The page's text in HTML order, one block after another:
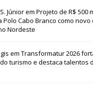
Júniorem Projeto de R$ 500
Polo Cabo Branco como novo
Nordeste
em Transformatur 2026
turismo e destaca talentos